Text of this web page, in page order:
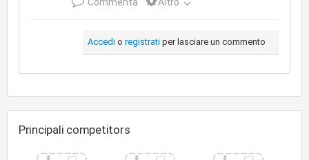
Commenta Altro
Accedi o registrati per lasciare un commento
Principali competitors